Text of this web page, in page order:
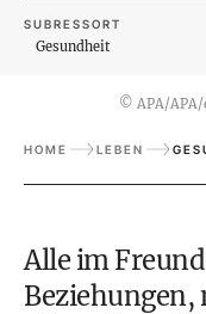
SUBRESSORT
Gesundheit
© APA/
HOME LEBEN
Alle im
Beziehungen,